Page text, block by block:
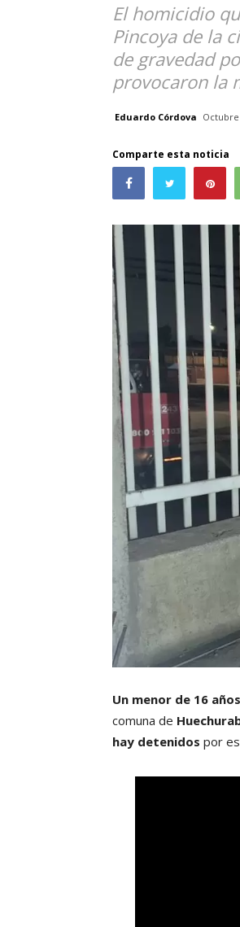
El homicidio
Pincoya de la
de gravedad
provocaron la
Eduardo Córdova Octubre
Comparte esta noticia
Un menor de 16 años
comuna de
hay detenidos por